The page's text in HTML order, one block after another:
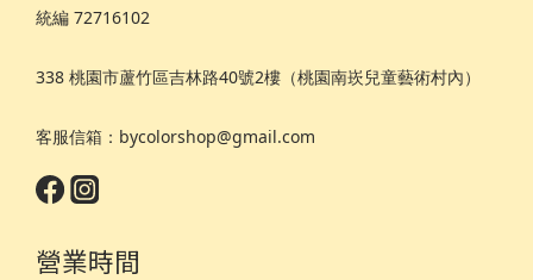
統編 72716102
338 桃園市蘆竹區吉林路40號2樓（桃園南崁兒童藝術村內）
客服信箱：bycolorshop@gmail.com
營業時間